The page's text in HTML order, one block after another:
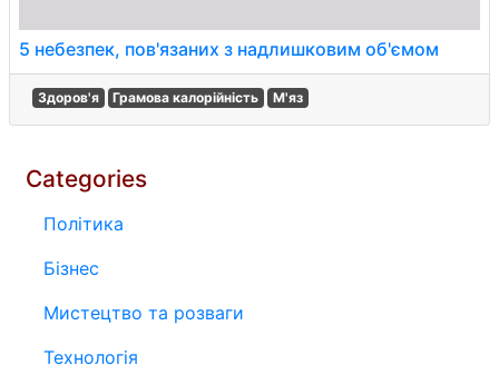
5 небезпек, пов'язаних з надлишковим об'ємом
Здоров'я Грамова калорійність М'яз
Categories
Політика
Бізнес
Мистецтво та розваги
Технологія